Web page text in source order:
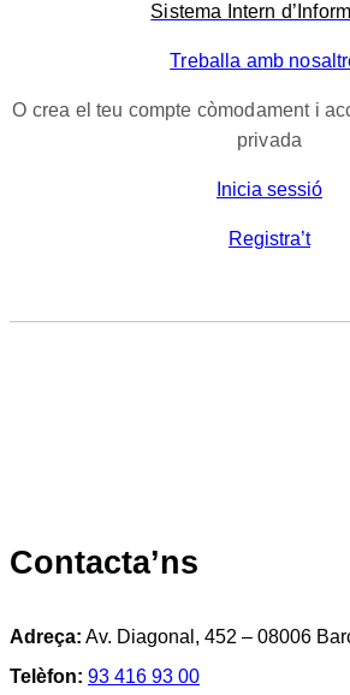
Sistema Intern
Treballa amb
O crea el teu compte còmodament i
privada
Inicia sessió
Registra’t
Contacta’ns
Adreça: Av. Diagonal, 452 – 08006
Telèfon: 93 416 93 00